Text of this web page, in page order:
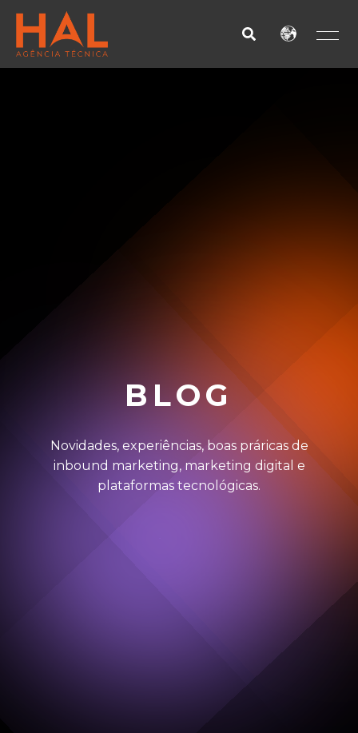
BLOG
Novidades, experiências, boas práricas de
inbound marketing, marketing digital e
plataformas tecnológicas.